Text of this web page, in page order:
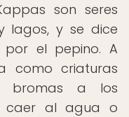
son seres
lagos, y se dice
el pepino. A
como criaturas
bromas a los
caer al agua o